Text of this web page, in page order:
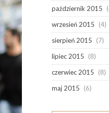
październik 2015
wrzesień 2015
(4)
sierpień 2015
(7)
lipiec 2015
(8)
czerwiec 2015
(8)
maj 2015
(6)